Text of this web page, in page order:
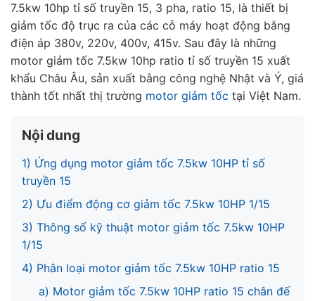
7.5kw 10hp tỉ số truyền 15, 3 pha, ratio 15, là thiết bị
giảm tốc độ trục ra của các cỗ máy hoạt động bằng
điện áp 380v, 220v, 400v, 415v. Sau đây là những
motor giảm tốc 7.5kw 10hp ratio tỉ số truyền 15 xuất
khẩu Châu Âu, sản xuất bằng công nghệ Nhật và Ý, giá
thành tốt nhất thị trường motor giảm tốc tại Việt Nam.
Nội dung
1) Ứng dụng motor giảm tốc 7.5kw 10HP tỉ số
truyền 15
2) Ưu điểm động cơ giảm tốc 7.5kw 10HP 1/15
3) Thông số kỹ thuật motor giảm tốc 7.5kw 10HP
1/15
4) Phân loại motor giảm tốc 7.5kw 10HP ratio 15
a) Motor giảm tốc 7.5kw 10HP ratio 15 chân đế